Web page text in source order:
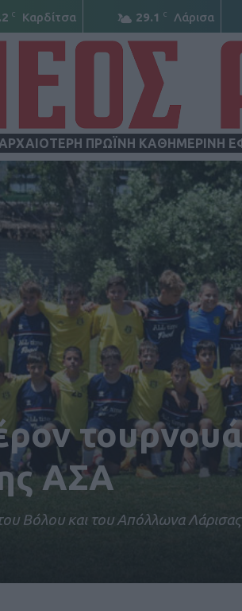
C Καρδίτσα 29.1 C Λάρισα
ΠΡΩΪΝΗ ΚΑΘΗΜΕΡΙΝΗ
ΝΕΟΣ
ΑΓΩΝ
τουρνουά
ΑΣΑ
Βόλου και του Απόλλωνα Λάρισας